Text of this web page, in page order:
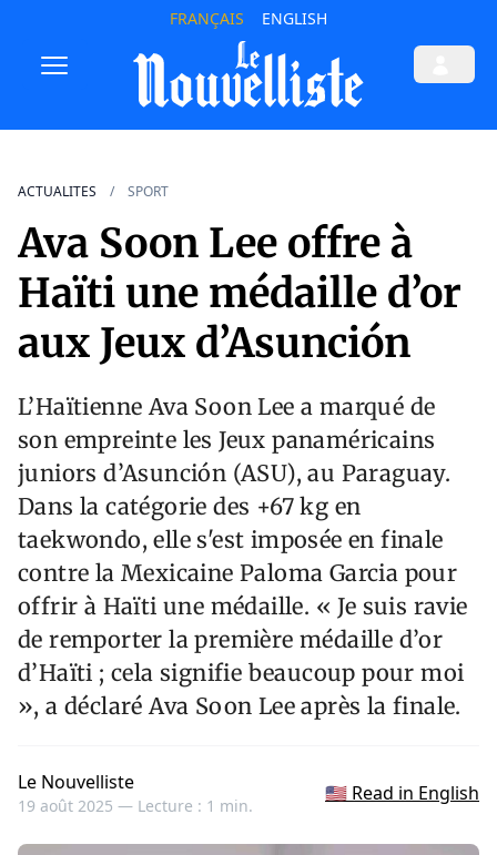
FRANÇAIS ENGLISH
ACTUALITES SPORT
Ava Soon Lee offre à
Haïti une médaille d’or
aux Jeux d’Asunción
L’Haïtienne Ava Soon Lee a marqué de
son empreinte les Jeux panaméricains
juniors d’Asunción (ASU), au Paraguay.
Dans la catégorie des +67 kg en
taekwondo, elle s'est imposée en finale
contre la Mexicaine Paloma Garcia pour
offrir à Haïti une médaille. « Je suis ravie
de remporter la première médaille d’or
d’Haïti ; cela signifie beaucoup pour moi
», a déclaré Ava Soon Lee après la finale.
Le Nouvelliste
19 août 2025 — Lecture : 1 min.
🇺🇸 Read in English